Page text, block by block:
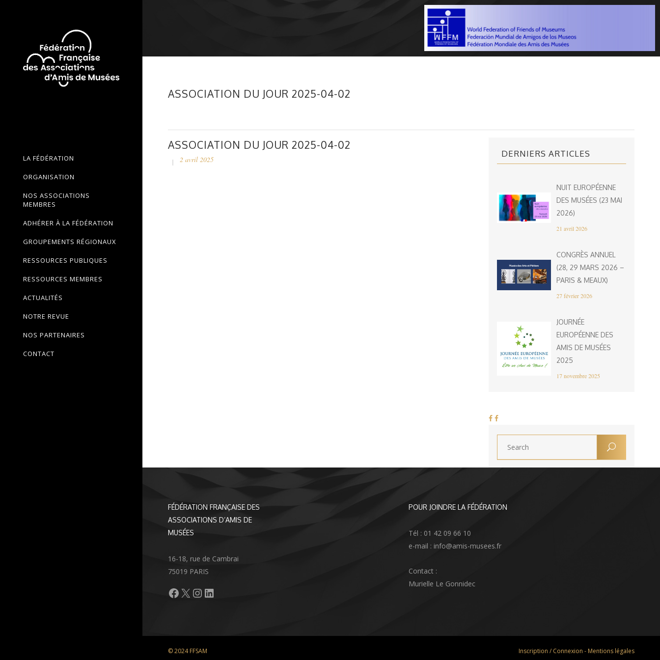
LA FÉDÉRATION
ORGANISATION
NOS ASSOCIATIONS
MEMBRES
ADHÉRER À LA FÉDÉRATION
GROUPEMENTS RÉGIONAUX
RESSOURCES PUBLIQUES
RESSOURCES MEMBRES
ACTUALITÉS
NOTRE REVUE
NOS PARTENAIRES
CONTACT
ASSOCIATION DU JOUR 2025-04-02
ASSOCIATION DU JOUR 2025-04-02
2 avril 2025
DERNIERS ARTICLES
NUIT EUROPÉENNE
DES MUSÉES (23 MAI
2026)
21 avril 2026
CONGRÈS ANNUEL
(28, 29 MARS 2026 –
PARIS & MEAUX)
27 février 2026
JOURNÉE
EUROPÉENNE DES
AMIS DE MUSÉES
2025
17 novembre 2025
FÉDÉRATION FRANÇAISE DES
ASSOCIATIONS D’AMIS DE
MUSÉES
16-18, rue de Cambrai
75019 PARIS
Facebook
X Instagram
LinkedIn
POUR JOINDRE LA FÉDÉRATION
Tél : 01 42 09 66 10
e-mail : info@amis-musees.fr
Contact :
Murielle Le Gonnidec
© 2024 FFSAM Inscription / Connexion - Mentions légales